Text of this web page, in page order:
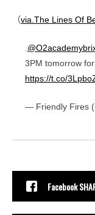
（via.The Lines Of
3PM tomorrow
https://t.co/
— Friendly Fires
Facebook